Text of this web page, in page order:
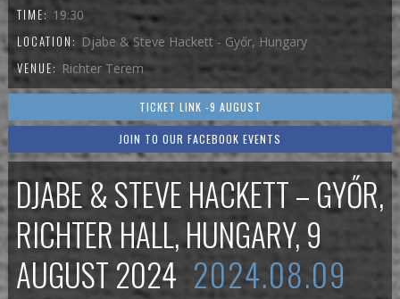
TIME: 19:30
LOCATION: Djabe & Steve Hackett - Győr, Hungary
VENUE: Richter Terem
TICKET LINK -9 AUGUST
JOIN TO OUR FACEBOOK EVENTS
DJABE & STEVE HACKETT – GYŐR,
RICHTER HALL, HUNGARY, 9
AUGUST 2024 2024.08.09